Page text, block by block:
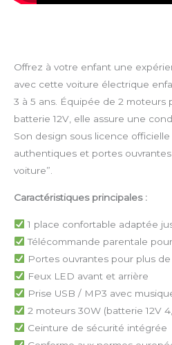
Offrez à votre enfant une
avec cette voiture électrique
3 à 5 ans. Équipée de 2 moteurs
batterie 12V, elle assure une
Son design sous licence
authentiques et portes ouvrantes
voiture”.
Caractéristiques principales :
1 place confortable adaptée
Télécommande parentale
Portes ouvrantes pour plus de
Feux LED avant et arrière
Prise USB / MP3 avec
2 moteurs 30W (batterie 12V
Ceinture de sécurité intégrée